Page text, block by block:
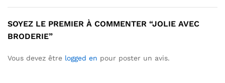
SOYEZ LE PREMIER À COMMENTER “JOLIE AVEC
BRODERIE”
Vous devez être logged en pour poster un avis.